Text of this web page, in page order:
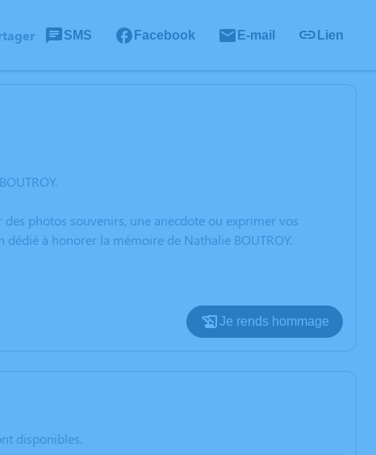
SMS Facebook E-mail Lien
photos souvenirs, une anecdote ou exprimer vos
à honorer la mémoire de Nathalie BOUTROY.
Je rends hommage
disponibles.